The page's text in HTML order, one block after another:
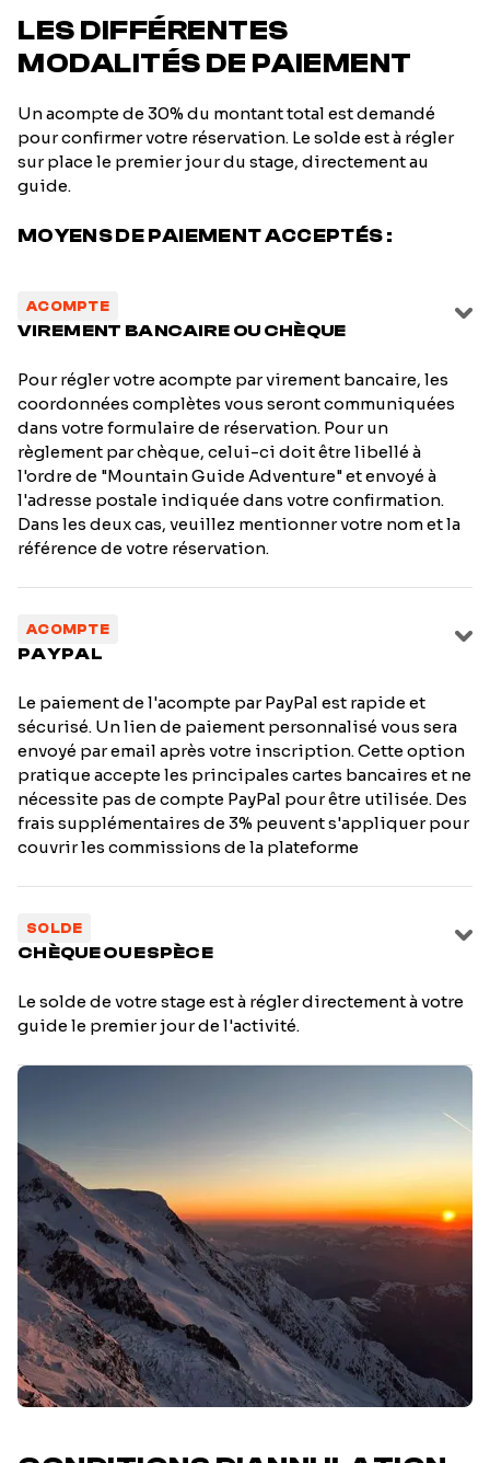
LES DIFFÉRENTES
MODALITÉS DE PAIEMENT
Un acompte de 30% du montant total est demandé
pour confirmer votre réservation. Le solde est à régler
sur place le premier jour du stage, directement au
guide.
MOYENS DE PAIEMENT ACCEPTÉS :
ACOMPTE
VIREMENT BANCAIRE OU CHÈQUE
Pour régler votre acompte par virement bancaire, les
coordonnées complètes vous seront communiquées
dans votre formulaire de réservation. Pour un
règlement par chèque, celui-ci doit être libellé à
l'ordre de "Mountain Guide Adventure" et envoyé à
l'adresse postale indiquée dans votre confirmation.
Dans les deux cas, veuillez mentionner votre nom et la
référence de votre réservation.
ACOMPTE
PAYPAL
Le paiement de l'acompte par PayPal est rapide et
sécurisé. Un lien de paiement personnalisé vous sera
envoyé par email après votre inscription. Cette option
pratique accepte les principales cartes bancaires et ne
nécessite pas de compte PayPal pour être utilisée. Des
frais supplémentaires de 3% peuvent s'appliquer pour
couvrir les commissions de la plateforme
SOLDE
CHÈQUE OU ESPÈCE
Le solde de votre stage est à régler directement à votre
guide le premier jour de l'activité.